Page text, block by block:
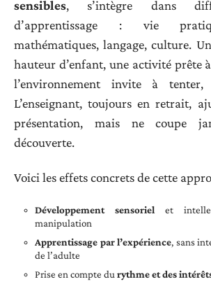
sensibles, s’intègre dans
d’apprentissage : vie
mathématiques, langage, culture.
hauteur d’enfant, une activité prête
l’environnement invite à tenter,
L’enseignant, toujours en retrait,
présentation, mais ne coupe
découverte.
Voici les effets concrets de cette
Développement sensoriel et
manipulation
Apprentissage par l’expérience, sans
de l’adulte
Prise en compte du rythme et des